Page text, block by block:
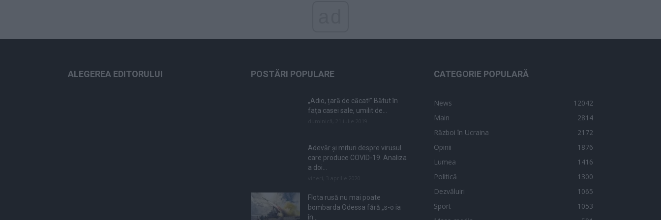
ALEGEREA EDITORULUI POSTĂRI POPULARE
„Adio, țară de căcat!” Bătut în
fața casei sale, umilit de...
Adevăr și mituri despre virusul
care produce COVID-19. Analiza
a doi...
Flota rusă nu mai poate
bombarda Odessa fără „s-o ia
în...
CATEGORIE POPULARĂ
News
12042
Main
2814
Război în Ucraina
2172
Opinii
1876
Lumea
1416
Politică
1300
Dezvăluiri
1065
Sport
1053